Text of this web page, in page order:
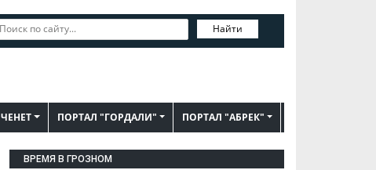
Найти
ЧЕНЕТ ПОРТАЛ "ГОРДАЛИ" ПОРТАЛ "АБРЕК"
ВРЕМЯ В ГРОЗНОМ